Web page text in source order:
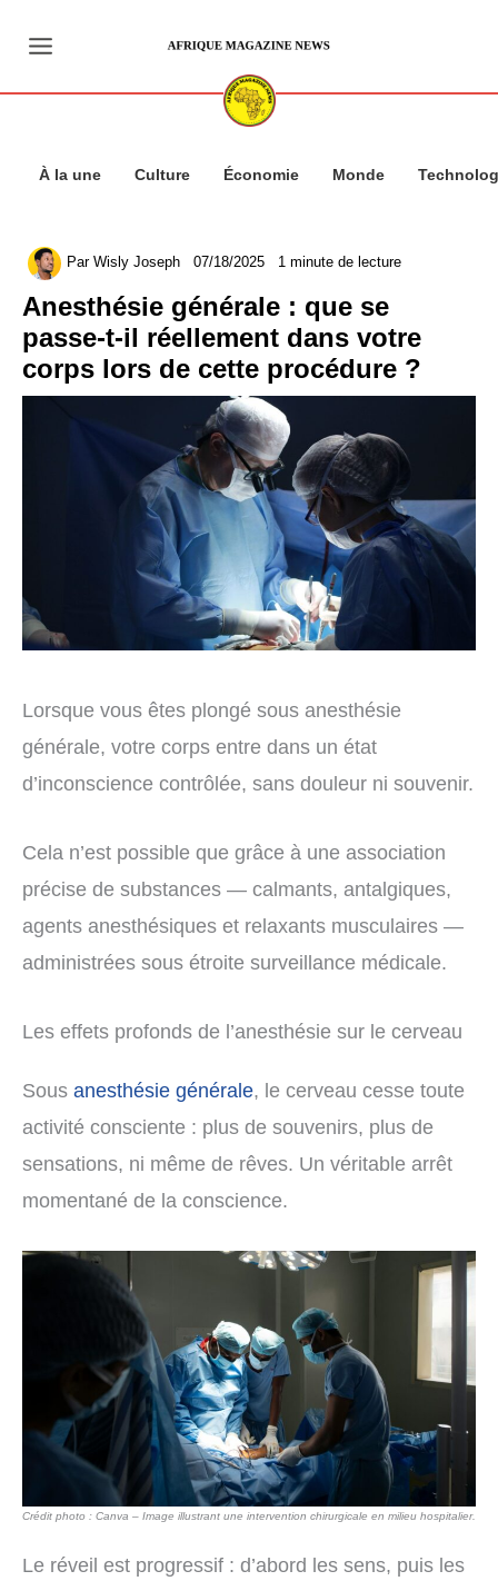
contenu
À la une Culture Économie Monde
Par Wisly Joseph 07/18/2025 1 minute de lecture
Anesthésie générale : que se
passe-t-il réellement dans votre
corps lors de cette procédure ?
Lorsque vous êtes plongé sous anesthésie
générale, votre corps entre dans un état
d’inconscience contrôlée, sans douleur ni souvenir.
Cela n’est possible que grâce à une association
précise de substances — calmants, antalgiques,
agents anesthésiques et relaxants musculaires —
administrées sous étroite surveillance médicale.
Les effets profonds de l’anesthésie sur le cerveau
Sous anesthésie générale, le cerveau cesse toute
activité consciente : plus de souvenirs, plus de
sensations, ni même de rêves. Un véritable arrêt
momentané de la conscience.
Crédit photo : Canva – Image illustrant une intervention chirurgicale en milieu hospitalier.
Le réveil est progressif : d’abord les sens, puis les